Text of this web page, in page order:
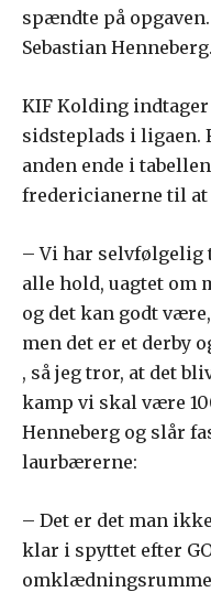
spændte på
Sebastian Henneberg.
KIF Kolding
sidsteplads i ligaen.
anden ende i
fredericianerne til at
– Vi har selvfølgelig
alle hold, uagtet om
og det kan godt
men det er et derby
, så jeg tror, at det
kamp vi skal være
Henneberg og slår
laurbærerne:
– Det er det man
klar i spyttet efter